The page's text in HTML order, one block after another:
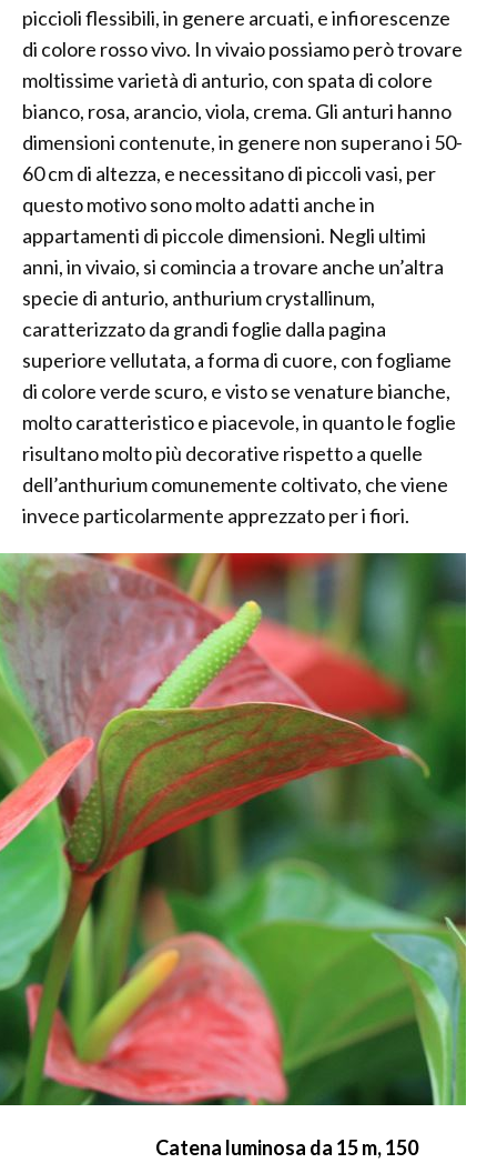
piccioli flessibili, in genere arcuati, e infiorescenze
di colore rosso vivo. In vivaio possiamo però trovare
moltissime varietà di anturio, con spata di colore
bianco, rosa, arancio, viola, crema. Gli anturi hanno
dimensioni contenute, in genere non superano i 50-
60 cm di altezza, e necessitano di piccoli vasi, per
questo motivo sono molto adatti anche in
appartamenti di piccole dimensioni. Negli ultimi
anni, in vivaio, si comincia a trovare anche un’altra
specie di anturio, anthurium crystallinum,
caratterizzato da grandi foglie dalla pagina
superiore vellutata, a forma di cuore, con fogliame
di colore verde scuro, e visto se venature bianche,
molto caratteristico e piacevole, in quanto le foglie
risultano molto più decorative rispetto a quelle
dell’anthurium comunemente coltivato, che viene
invece particolarmente apprezzato per i fiori.
Catena luminosa da 15 m, 150